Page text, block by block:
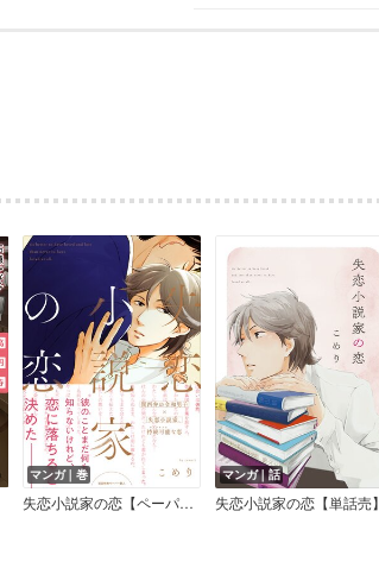
マンガ｜巻
失恋小説家の恋【ペーパー付】【電子限定ペーパー付】
マンガ｜話
失恋小説家の恋【単話売】